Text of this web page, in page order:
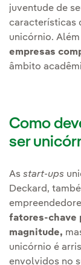
juventude de
características
unicórnio.
empresas
âmbito
Como
ser
As start-ups
Deckard,
fatores-chave
magnitude,
unicórnio é
envolvidos no